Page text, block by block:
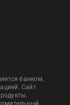
банком,
Сайт